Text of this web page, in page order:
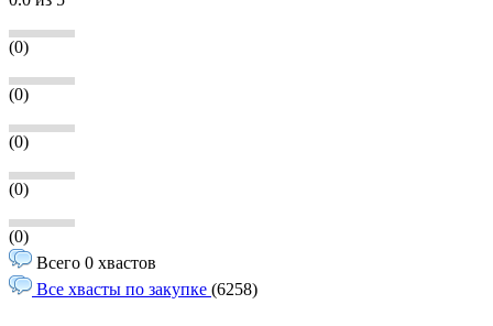
(0)
(0)
(0)
(0)
(0)
Всего 0 хвастов
Все хвасты по закупке (6258)